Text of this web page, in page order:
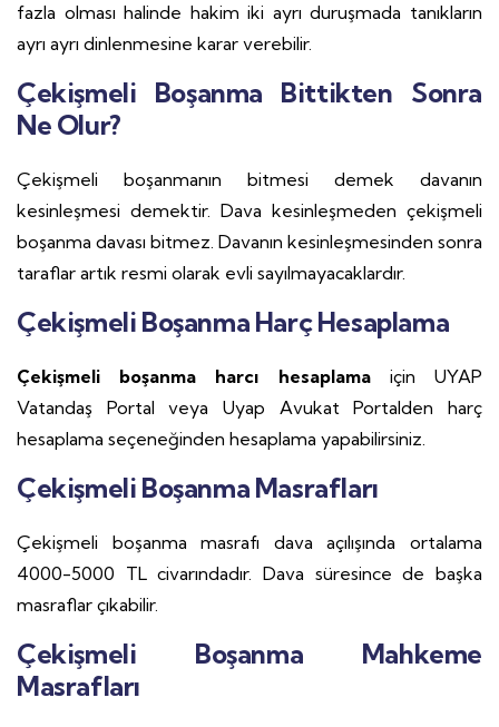
fazla olması halinde hakim iki ayrı duruşmada tanıkların
ayrı ayrı dinlenmesine karar verebilir.
Çekişmeli Boşanma Bittikten Sonra
Ne Olur?
Çekişmeli boşanmanın bitmesi demek davanın
kesinleşmesi demektir. Dava kesinleşmeden çekişmeli
boşanma davası bitmez. Davanın kesinleşmesinden sonra
taraflar artık resmi olarak evli sayılmayacaklardır.
Çekişmeli Boşanma Harç Hesaplama
Çekişmeli boşanma harcı hesaplamaiçin UYAP
Vatandaş Portal veya Uyap Avukat Portalden harç
hesaplama seçeneğinden hesaplama yapabilirsiniz.
Çekişmeli Boşanma Masrafları
Çekişmeli boşanma masrafı dava açılışında ortalama
4000-5000 TL civarındadır. Dava süresince de başka
masraflar çıkabilir.
Çekişmeli Boşanma Mahkeme
Masrafları